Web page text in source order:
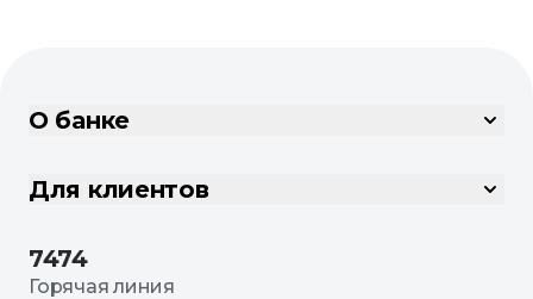
О банке
Для клиентов
7474
Горячая линия